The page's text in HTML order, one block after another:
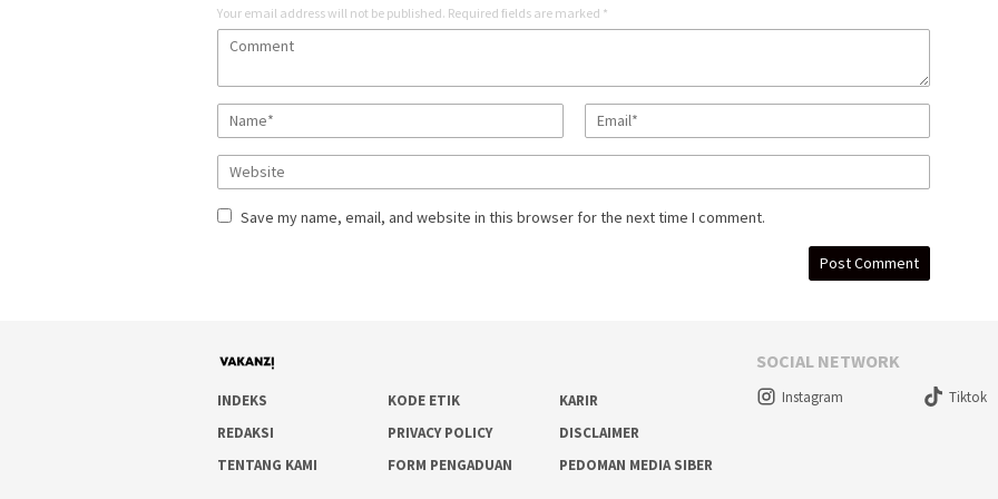
Your email address will not be published. Required fields are marked *
Save my name, email, and website in this browser for the next time I comment.
INDEKS KODE ETIK
KARIR
REDAKSI
PRIVACY POLICY
DISCLAIMER
TENTANG KAMI
FORM PENGADUAN PEDOMAN MEDIA SIBER
SOCIAL NETWORK
Instagram Tiktok